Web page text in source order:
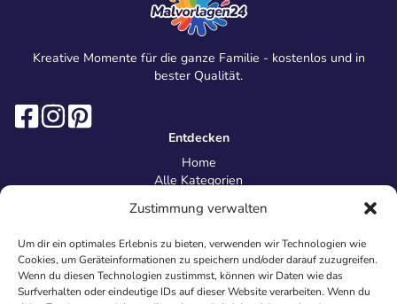
Zustimmung verwalten
Um dir ein optimales Erlebnis zu bieten, verwenden wir Technologien wie
Cookies, um Geräteinformationen zu speichern und/oder darauf zuzugreifen.
Wenn du diesen Technologien zustimmst, können wir Daten wie das
Surfverhalten oder eindeutige IDs auf dieser Website verarbeiten. Wenn du
Kreative Momente für die ganze Familie - kostenlos und in
bester Qualität.
Entdecken
Home
Alle Kategorien
Information
Über uns
Kontakt
Inhaltsrichtlinien
Recht & Datenschutz